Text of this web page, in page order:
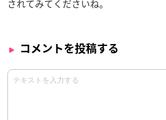
されてみてくださいね。
コメントを投稿する